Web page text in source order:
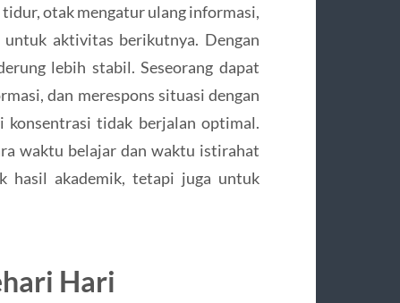
otak mengatur ulang informasi,
aktivitas berikutnya. Dengan
lebih stabil. Seseorang dapat
dan merespons situasi dengan
konsentrasi tidak berjalan optimal.
waktu belajar dan waktu istirahat
hasil akademik, tetapi juga untuk
Hari